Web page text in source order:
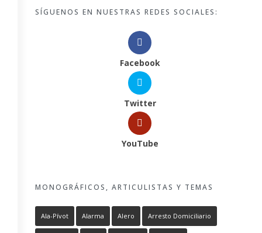
SÍGUENOS EN NUESTRAS REDES SOCIALES:
Facebook
Twitter
YouTube
MONOGRÁFICOS, ARTICULISTAS Y TEMAS
Ala-Pívot Alarma Alero Arresto Domiciliario